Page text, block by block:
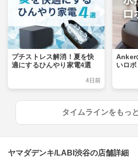
プチストレス解消！夏を快
適にするひんやり家電4選
4日前
Anker
いロ
タイムラインをもっ
ヤマダデンキ/LABI渋谷の店舗詳細